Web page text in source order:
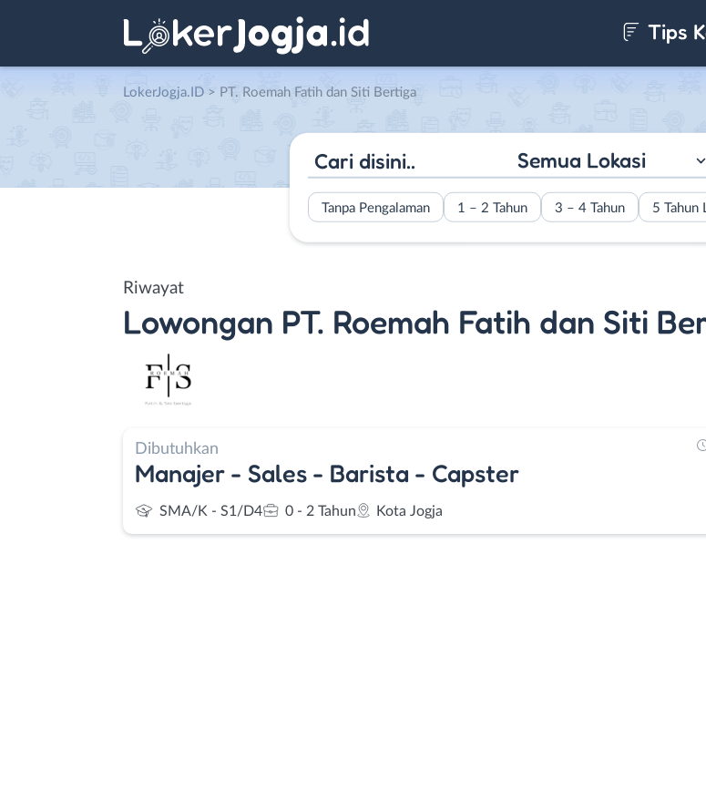
Tips
LokerJogja.ID > PT. Roemah Fatih dan Siti Bertiga
Semua Lokasi
Tanpa Pengalaman 1 – 2 Tahun 3 – 4 Tahun 5 Tahun
Riwayat
Lowongan PT. Roemah Fatih dan Siti
Dibutuhkan
Manajer - Sales - Barista - Capster
SMA/K - S1/D4 0 - 2 Tahun Kota Jogja